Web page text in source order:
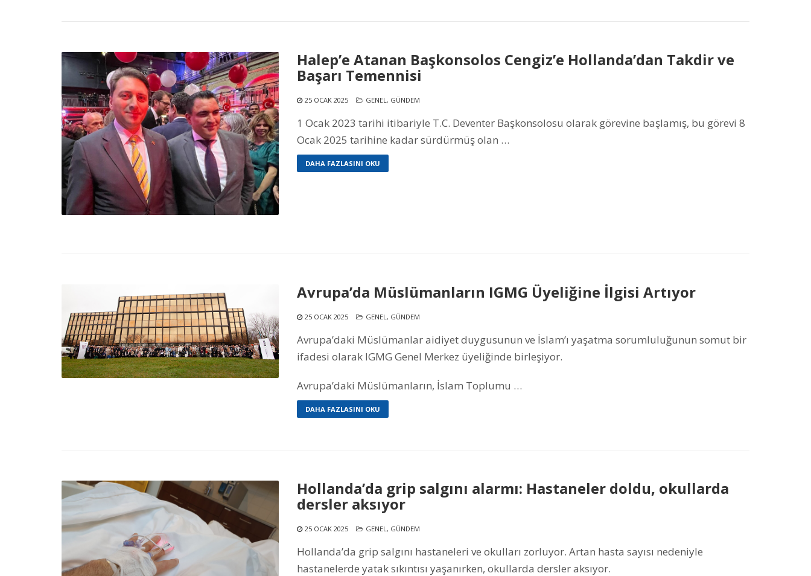
Halep’e Atanan Başkonsolos Cengiz’e Hollanda’dan Takdir ve
Başarı Temennisi
25 OCAK 2025 GENEL, GÜNDEM
1 Ocak 2023 tarihi itibariyle T.C. Deventer Başkonsolosu olarak görevine başlamış, bu görevi 8
Ocak 2025 tarihine kadar sürdürmüş olan …
DAHA FAZLASINI OKU
Avrupa’da Müslümanların IGMG Üyeliğine İlgisi Artıyor
25 OCAK 2025 GENEL, GÜNDEM
Avrupa’daki Müslümanlar aidiyet duygusunun ve İslam’ı yaşatma sorumluluğunun somut bir
ifadesi olarak IGMG Genel Merkez üyeliğinde birleşiyor.
Avrupa’daki Müslümanların, İslam Toplumu …
DAHA FAZLASINI OKU
Hollanda’da grip salgını alarmı: Hastaneler doldu, okullarda
dersler aksıyor
25 OCAK 2025 GENEL, GÜNDEM
Hollanda’da grip salgını hastaneleri ve okulları zorluyor. Artan hasta sayısı nedeniyle
hastanelerde yatak sıkıntısı yaşanırken, okullarda dersler aksıyor.